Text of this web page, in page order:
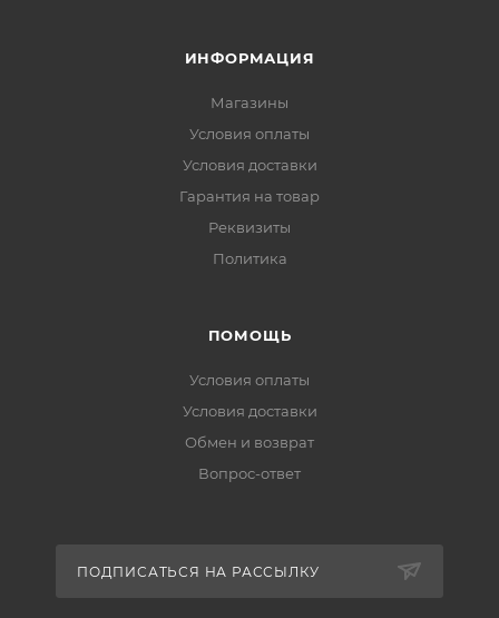
ИНФОРМАЦИЯ
Магазины
Условия оплаты
Условия доставки
Гарантия на товар
Реквизиты
Политика
ПОМОЩЬ
Условия оплаты
Условия доставки
Обмен и возврат
Вопрос-ответ
ПОДПИСАТЬСЯ НА РАССЫЛКУ